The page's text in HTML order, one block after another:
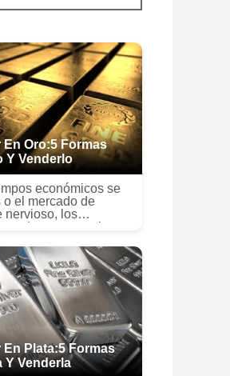
Oro:5 Formas
Y Venderlo
económicos se
el mercado de
nervioso, los
recurren al oro
y el mercado de
Plata:5 Formas
Y Venderla